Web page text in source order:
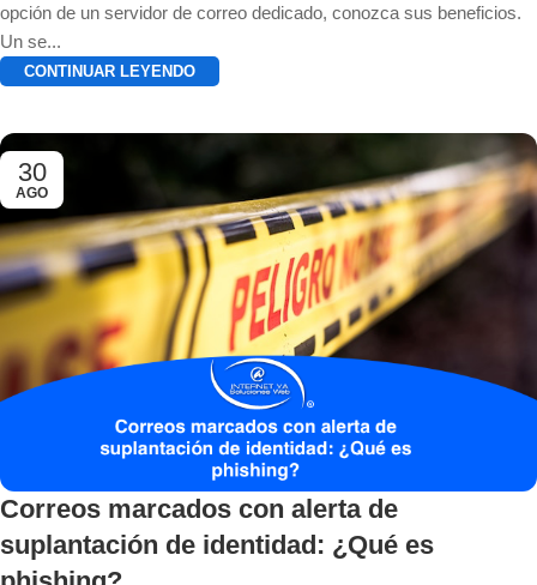
opción de un servidor de correo dedicado, conozca sus beneficios.
Un se...
CONTINUAR LEYENDO
30
AGO
Correos marcados con alerta de
suplantación de identidad: ¿Qué es